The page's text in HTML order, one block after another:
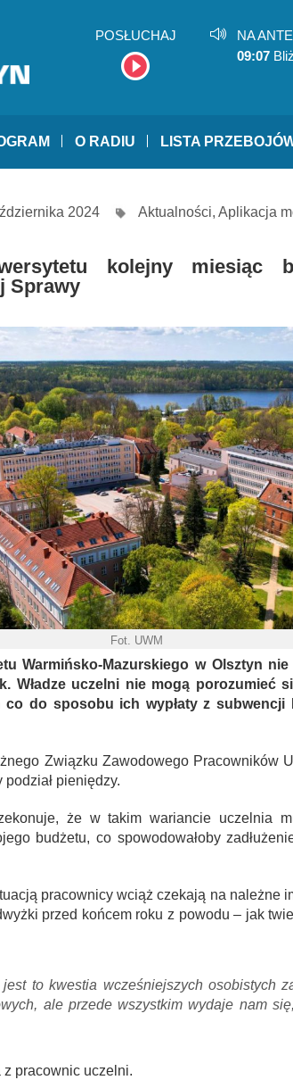
POSŁUCHAJ
NA
09:07
O RADIU LISTA
2024 Aktualności, Aplikacja
kolejny miesiąc
Sprawy
Fot. UWM
Warmińsko-Mazurskiego w Olsztyn
Władze uczelni nie mogą porozumieć
co do sposobu ich wypłaty z subwencji
Związku Zawodowego Pracowników
pieniędzy.
że w takim wariancie uczelnia
budżetu, co spowodowałoby
pracownicy wciąż czekają na należne
przed końcem roku z powodu – jak
to kwestia wcześniejszych osobistych
ale przede wszystkim wydaje nam
z pracownic uczelni.